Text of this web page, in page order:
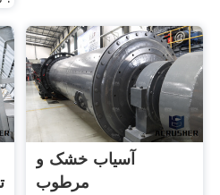
آسیاب خشک و
مرطوب